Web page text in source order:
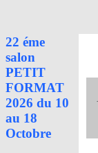
22 éme
salon
PETIT
FORMAT
2026 du 10
au 18
Octobre